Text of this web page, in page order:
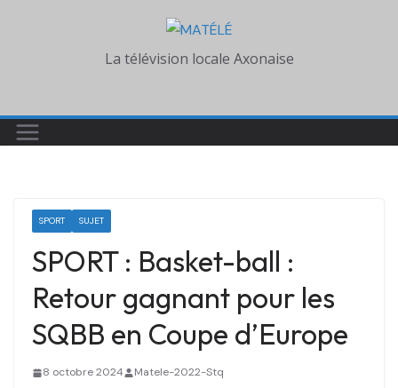
La télévision locale Axonaise
SPORT SUJET
SPORT : Basket-ball :
Retour gagnant pour les
SQBB en Coupe d’Europe
8 octobre 2024 Matele-2022-Stq